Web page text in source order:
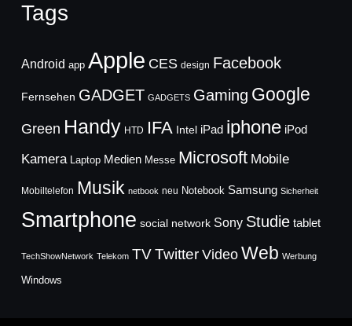
Tags
Android app Apple CES design Facebook
Fernsehen GADGET GADGETS Gaming Google
Green Handy HTD IFA Intel iPad iphone iPod
Kamera Laptop Medien Messe Microsoft Mobile
Mobiltelefon Musik netbook neu Notebook Samsung Sicherheit
Smartphone social network Sony Studie tablet
TechShowNetwork Telekom TVTwitter Video Web Werbung
Windows